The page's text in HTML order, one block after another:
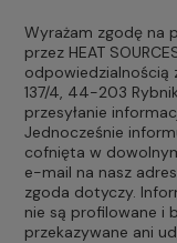
Wyrażam zgodę na
przez HEAT
odpowiedzialnością
137/4, 44-203
przesyłanie
Jednocześnie
cofnięta w
e-mail na nasz
zgoda dotyczy.
nie są profilowane i
przekazywane ani